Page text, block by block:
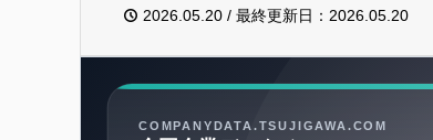
2026.05.20 / 最終更新日：2026.05.20